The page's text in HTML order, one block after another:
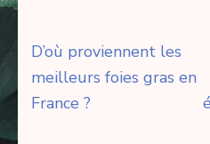
Navigation
de
l’article
D’où proviennent les
meilleurs foies gras en
France ?